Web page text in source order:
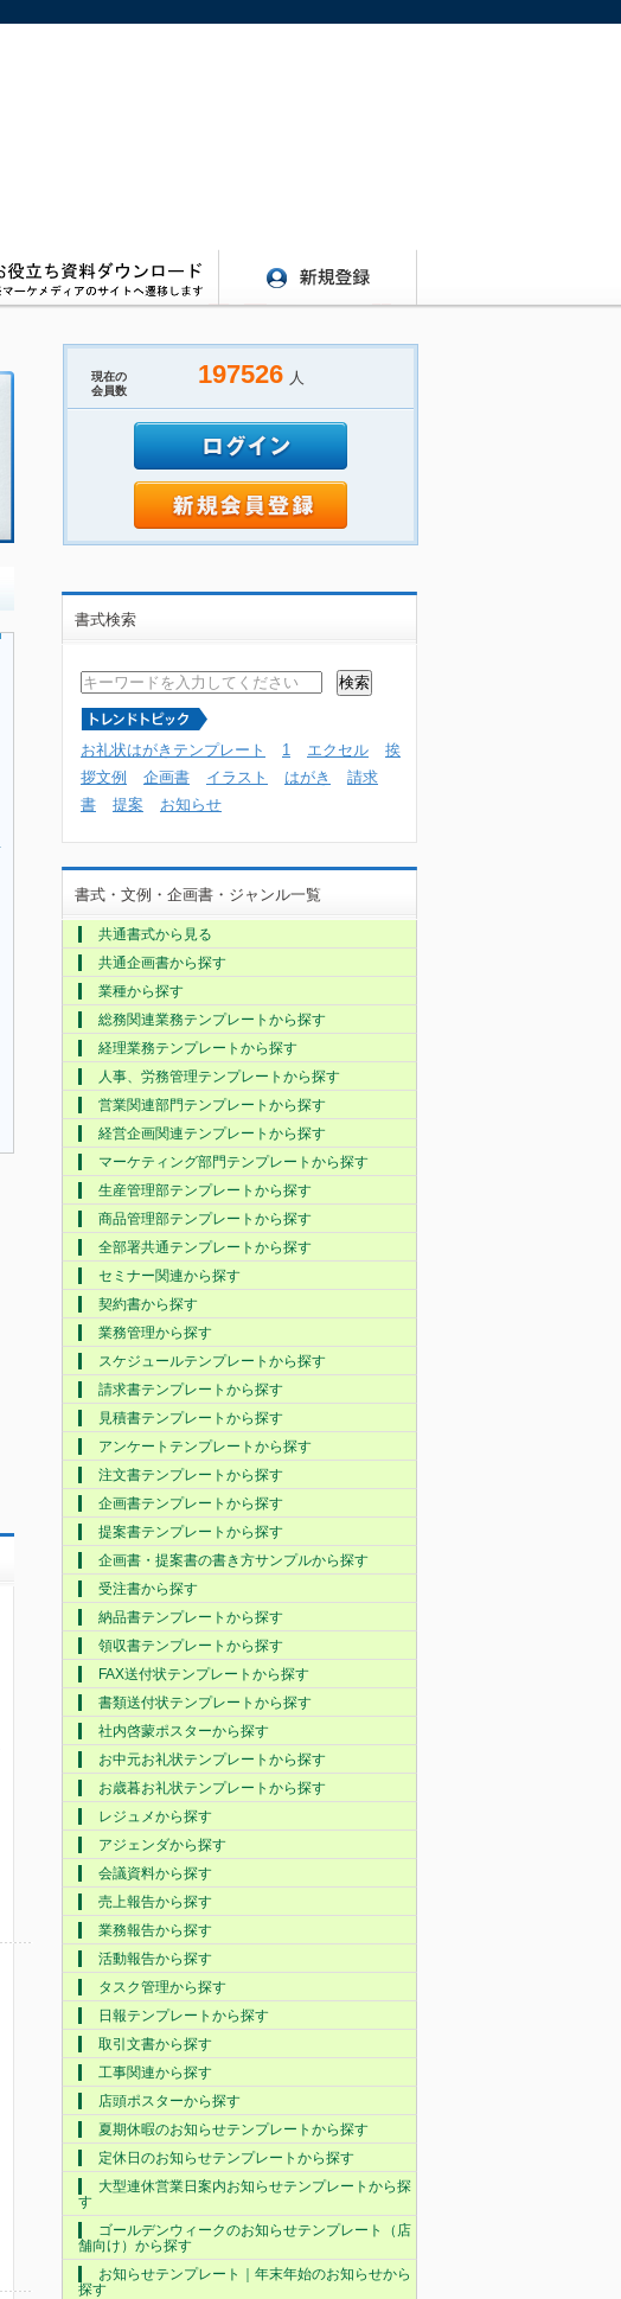
現在の
会員数
197526 人
書式検索
お礼状はがきテンプレート 1 エクセル
挨
拶文例
企画書 イラスト はがき
請求
書
提案 お知らせ
書式・文例・企画書・ジャンル一覧
共通書式から見る
共通企画書から探す
業種から探す
総務関連業務テンプレートから探す
経理業務テンプレートから探す
人事、労務管理テンプレートから探す
営業関連部門テンプレートから探す
経営企画関連テンプレートから探す
マーケティング部門テンプレートから探す
生産管理部テンプレートから探す
商品管理部テンプレートから探す
全部署共通テンプレートから探す
セミナー関連から探す
契約書から探す
業務管理から探す
スケジュールテンプレートから探す
請求書テンプレートから探す
見積書テンプレートから探す
アンケートテンプレートから探す
注文書テンプレートから探す
企画書テンプレートから探す
提案書テンプレートから探す
企画書・提案書の書き方サンプルから探す
受注書から探す
納品書テンプレートから探す
領収書テンプレートから探す
FAX送付状テンプレートから探す
書類送付状テンプレートから探す
社内啓蒙ポスターから探す
お中元お礼状テンプレートから探す
お歳暮お礼状テンプレートから探す
レジュメから探す
アジェンダから探す
会議資料から探す
売上報告から探す
業務報告から探す
活動報告から探す
タスク管理から探す
日報テンプレートから探す
取引文書から探す
工事関連から探す
店頭ポスターから探す
夏期休暇のお知らせテンプレートから探す
定休日のお知らせテンプレートから探す
大型連休営業日案内お知らせテンプレートから探
す
ゴールデンウィークのお知らせテンプレート（店
舗向け）から探す
お知らせテンプレート｜年末年始のお知らせから
探す